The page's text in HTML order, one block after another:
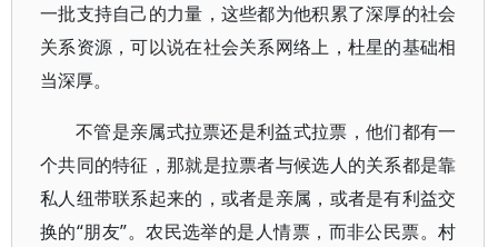
一批支持自己的力量，这些都为他积累了深厚的社会
关系资源，可以说在社会关系网络上，杜星的基础相
当深厚。
不管是亲属式拉票还是利益式拉票，他们都有一
个共同的特征，那就是拉票者与候选人的关系都是靠
私人纽带联系起来的，或者是亲属，或者是有利益交
换的“朋友”。农民选举的是人情票，而非公民票。村